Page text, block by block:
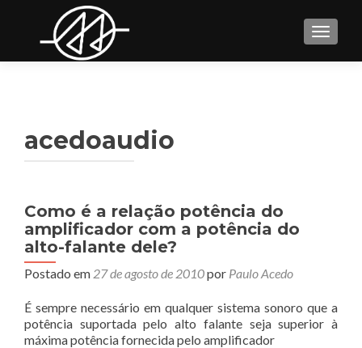
acedoaudio
Como é a relação potência do
amplificador com a potência do
alto-falante dele?
Postado em 27 de agosto de 2010por Paulo Acedo
É sempre necessário em qualquer sistema sonoro que a
potência suportada pelo alto falante seja superior à
máxima potência fornecida pelo amplificador